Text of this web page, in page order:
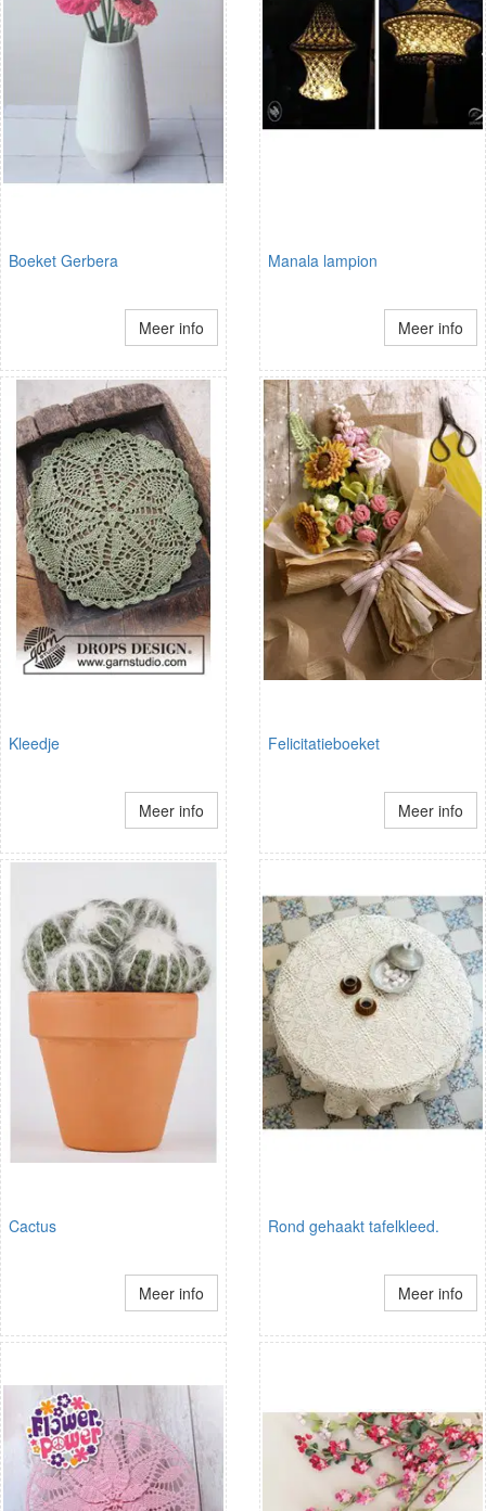
Boeket Gerbera
Meer info
Manala lampion
Meer info
Kleedje
Meer info
Felicitatieboeket
Meer info
Cactus
Meer info
Rond gehaakt tafelkleed.
Meer info